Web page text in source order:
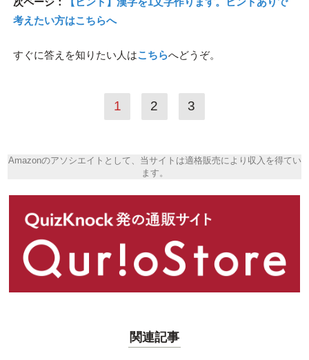
考えたい方はこちらへ
すぐに答えを知りたい人はこちらへどうぞ。
1 2 3
Amazonのアソシエイトとして、当サイトは適格販売により収入を得てい
ます。
関連記事